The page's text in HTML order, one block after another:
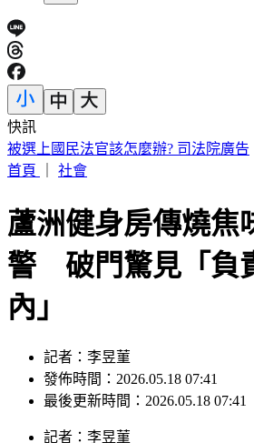
快訊
診所掛蔣萬安布條！名醫黃禎憲遭出
援
蘆洲健身房傳燒焦
警 破門驚見「負
內」
記者：李昱菫
發佈時間：2026.05.18 07:41